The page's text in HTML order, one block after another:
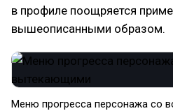
в профиле поощряется
вышеописанными образом.
Меню прогресса персонажа со